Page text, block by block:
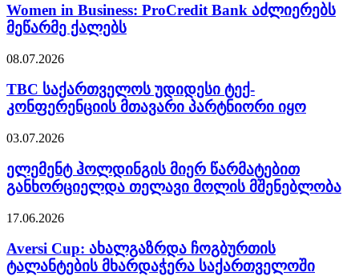
Women in Business: ProCredit Bank აძლიერებს
მეწარმე ქალებს
08.07.2026
TBC საქართველოს უდიდესი ტექ-
კონფერენციის მთავარი პარტნიორი იყო
03.07.2026
ელემენტ ჰოლდინგის მიერ წარმატებით
განხორციელდა თელავი მოლის მშენებლობა
17.06.2026
Aversi Cup: ახალგაზრდა ჩოგბურთის
ტალანტების მხარდაჭერა საქართველოში